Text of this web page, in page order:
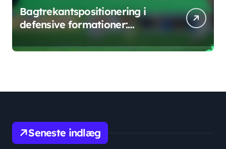
Bagtrekantspositionering i
defensive formationer:
Kommunikation, Dækning,
Støtte
Seneste indlæg